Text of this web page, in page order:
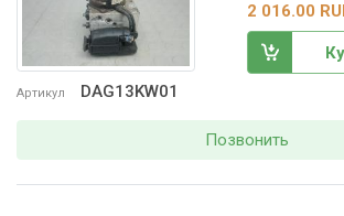
Артикул DAG13KW01
2 016.00
Позвонить